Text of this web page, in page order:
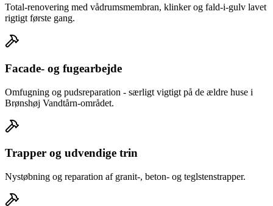
Total-renovering med vådrumsmembran, klinker og fald-i-gulv lavet
rigtigt første gang.
Facade- og fugearbejde
Omfugning og pudsreparation - særligt vigtigt på de ældre huse i
Brønshøj Vandtårn-området.
Trapper og udvendige trin
Nystøbning og reparation af granit-, beton- og teglstenstrapper.